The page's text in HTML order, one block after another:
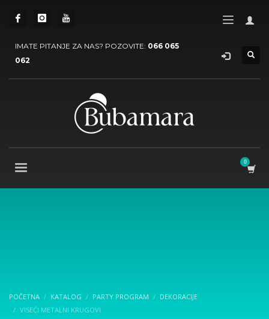
IMATE PITANJE ZA NAS? POZOVITE: 066 065
062
POČETNA KATALOG PARTY PROGRAM
DEKORACIJE
VISEĆI METALNI KRUGOVI